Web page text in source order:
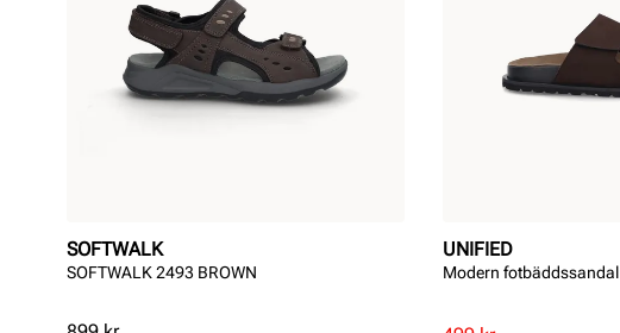
SOFTWALK
SOFTWALK 2493 BROWN
UNIFIED
Modern fotbäddssandal